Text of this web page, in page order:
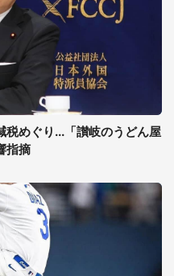
税めぐり...「讃岐のうどん屋
指摘